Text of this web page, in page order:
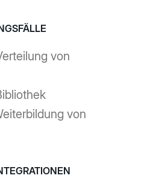
von
von